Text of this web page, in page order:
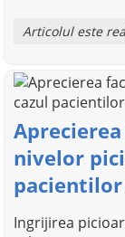
Articolul este
nivelor
Ingrijirea